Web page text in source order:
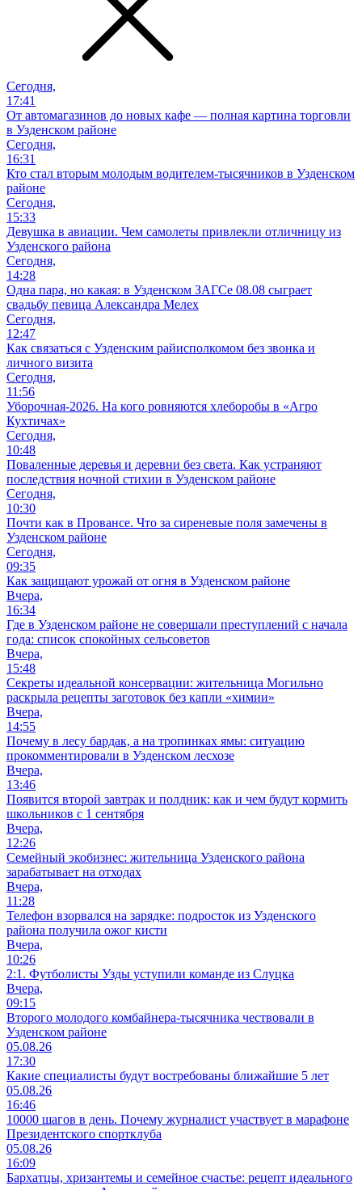
Сегодня,
17:41
От автомагазинов до новых кафе — полная картина торговли
в Узденском районе
Сегодня,
16:31
Кто стал вторым молодым водителем-тысячников в Узденском
районе
Сегодня,
15:33
Девушка в авиации. Чем самолеты привлекли отличницу из
Узденского района
Сегодня,
14:28
Одна пара, но какая: в Узденском ЗАГСе 08.08 сыграет
свадьбу певица Александра Мелех
Сегодня,
12:47
Как связаться с Узденским райисполкомом без звонка и
личного визита
Сегодня,
11:56
Уборочная-2026. На кого ровняются хлеборобы в «Агро
Кухтичах»
Сегодня,
10:48
Поваленные деревья и деревни без света. Как устраняют
последствия ночной стихии в Узденском районе
Сегодня,
10:30
Почти как в Провансе. Что за сиреневые поля замечены в
Узденском районе
Сегодня,
09:35
Как защищают урожай от огня в Узденском районе
Вчера,
16:34
Где в Узденском районе не совершали преступлений с начала
года: список спокойных сельсоветов
Вчера,
15:48
Секреты идеальной консервации: жительница Могильно
раскрыла рецепты заготовок без капли «химии»
Вчера,
14:55
Почему в лесу бардак, а на тропинках ямы: ситуацию
прокомментировали в Узденском лесхозе
Вчера,
13:46
Появится второй завтрак и полдник: как и чем будут кормить
школьников с 1 сентября
Вчера,
12:26
Семейный экобизнес: жительница Узденского района
зарабатывает на отходах
Вчера,
11:28
Телефон взорвался на зарядке: подросток из Узденского
района получила ожог кисти
Вчера,
10:26
2:1. Футболисты Узды уступили команде из Слуцка
Вчера,
09:15
Второго молодого комбайнера-тысячника чествовали в
Узденском районе
05.08.26
17:30
Какие специалисты будут востребованы ближайшие 5 лет
05.08.26
16:46
10000 шагов в день. Почему журналист участвует в марафоне
Президентского спортклуба
05.08.26
16:09
Бархатцы, хризантемы и семейное счастье: рецепт идеального